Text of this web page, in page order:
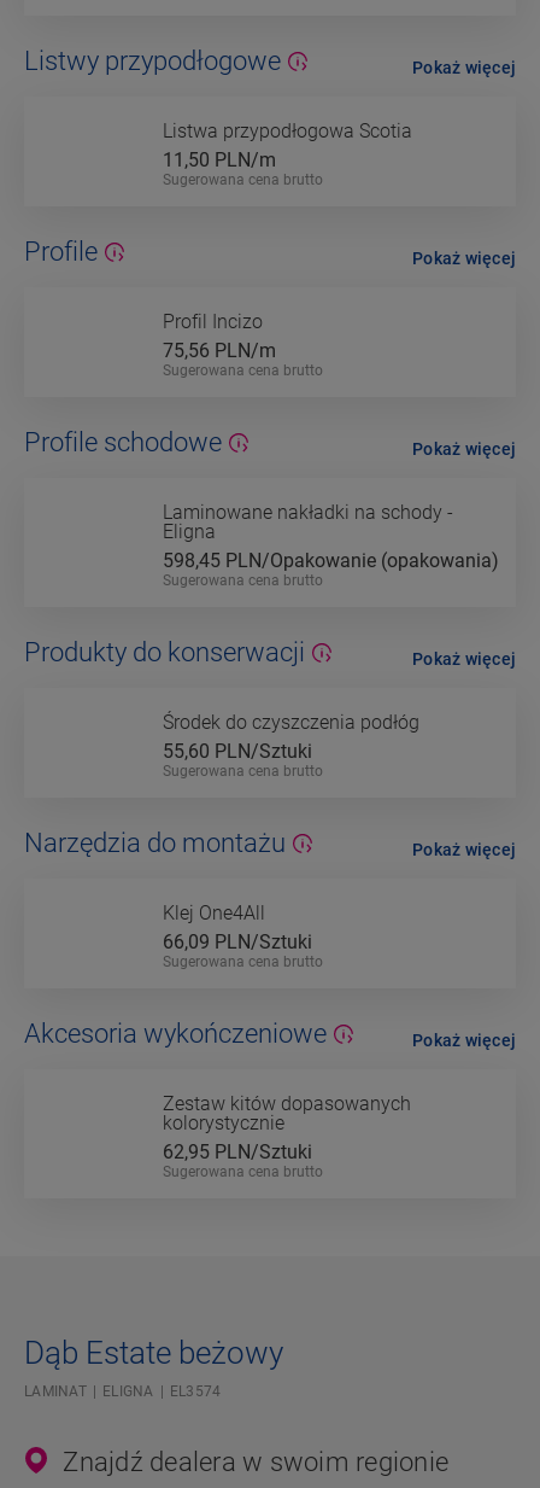
Listwy przypodłogowe
Listwa przypodłogowa Scotia
11,50 PLN/m
Sugerowana cena brutto
Pokaż więcej
Profile
Profil Incizo
75,56 PLN/m
Sugerowana cena brutto
Pokaż więcej
Profile schodowe
Laminowane nakładki na schody -
Eligna
598,45 PLN/Opakowanie (opakowania)
Sugerowana cena brutto
Pokaż więcej
Produkty do konserwacji
Środek do czyszczenia podłóg
55,60 PLN/Sztuki
Sugerowana cena brutto
Pokaż więcej
Narzędzia do montażu
Klej One4All
66,09 PLN/Sztuki
Sugerowana cena brutto
Pokaż więcej
Akcesoria wykończeniowe
Zestaw kitów dopasowanych
kolorystycznie
62,95 PLN/Sztuki
Sugerowana cena brutto
Pokaż więcej
Dąb Estate beżowy
LAMINAT ELIGNA EL3574
Znajdź dealera w swoim regionie